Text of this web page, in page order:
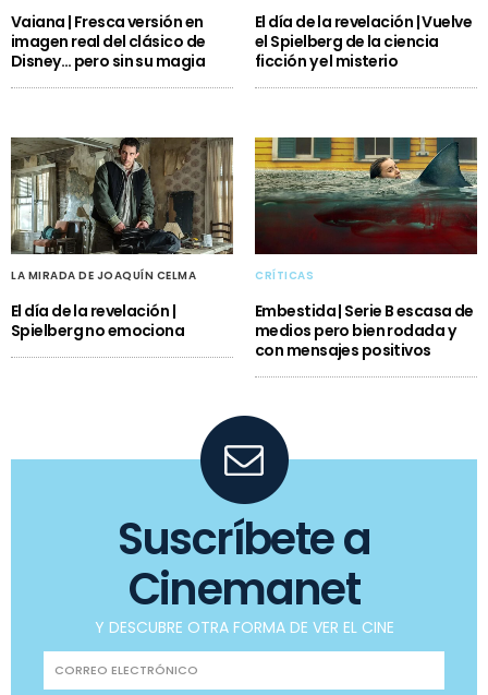
Vaiana | Fresca versión en
imagen real del clásico de
Disney… pero sin su magia
El día de la revelación | Vuelve
el Spielberg de la ciencia
ficción y el misterio
LA MIRADA DE JOAQUÍN CELMA
El día de la revelación |
Spielberg no emociona
CRÍTICAS
Embestida | Serie B escasa de
medios pero bien rodada y
con mensajes positivos
Suscríbete a
Cinemanet
Y DESCUBRE OTRA FORMA DE VER EL CINE